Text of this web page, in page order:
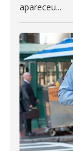
apareceu...